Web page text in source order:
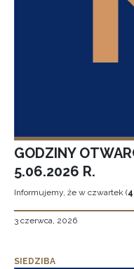
GODZINY
5.06.2026 R.
Informujemy, że w czwartek (
3 czerwca, 2026
SIEDZIBA